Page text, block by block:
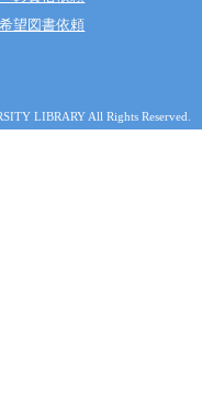
望図書依頼
LIBRARY All Rights Reserved.